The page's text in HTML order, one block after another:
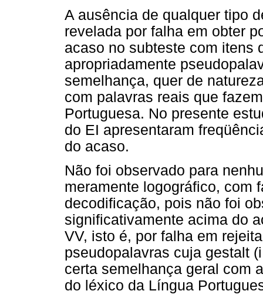
A ausência de qualquer tipo
revelada por falha em obter
acaso no subteste com itens
apropriadamente
semelhança, quer de
com palavras reais que
Portuguesa. No presente
do EI apresentaram
do acaso.
Não foi observado para
meramente logográfico, com
decodificação, pois não foi
significativamente acima do
VV, isto é, por falha em
pseudopalavras cuja gestalt
certa semelhança geral com
do léxico da Língua